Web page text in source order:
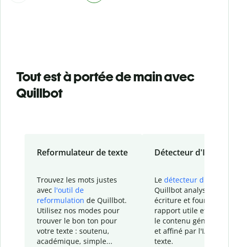
Tout est à portée de main avec
Quillbot
Reformulateur de texte
Trouvez les mots justes
avec l'outil de
reformulation de Quillbot.
Utilisez nos modes pour
trouver le bon ton pour
votre texte : soutenu,
académique, simple...
Détecteur d'IA
Le détecteur d'IA
Quillbot analyse votre
écriture et fournit un
rapport utile et
le contenu généré
et affiné par l'IA
texte.